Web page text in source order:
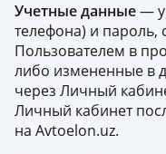
Учетные данные—
телефона) и пароль,
Пользователем в
либо измененные в
через Личный
Личный кабинет
на Avtoelon.uz.